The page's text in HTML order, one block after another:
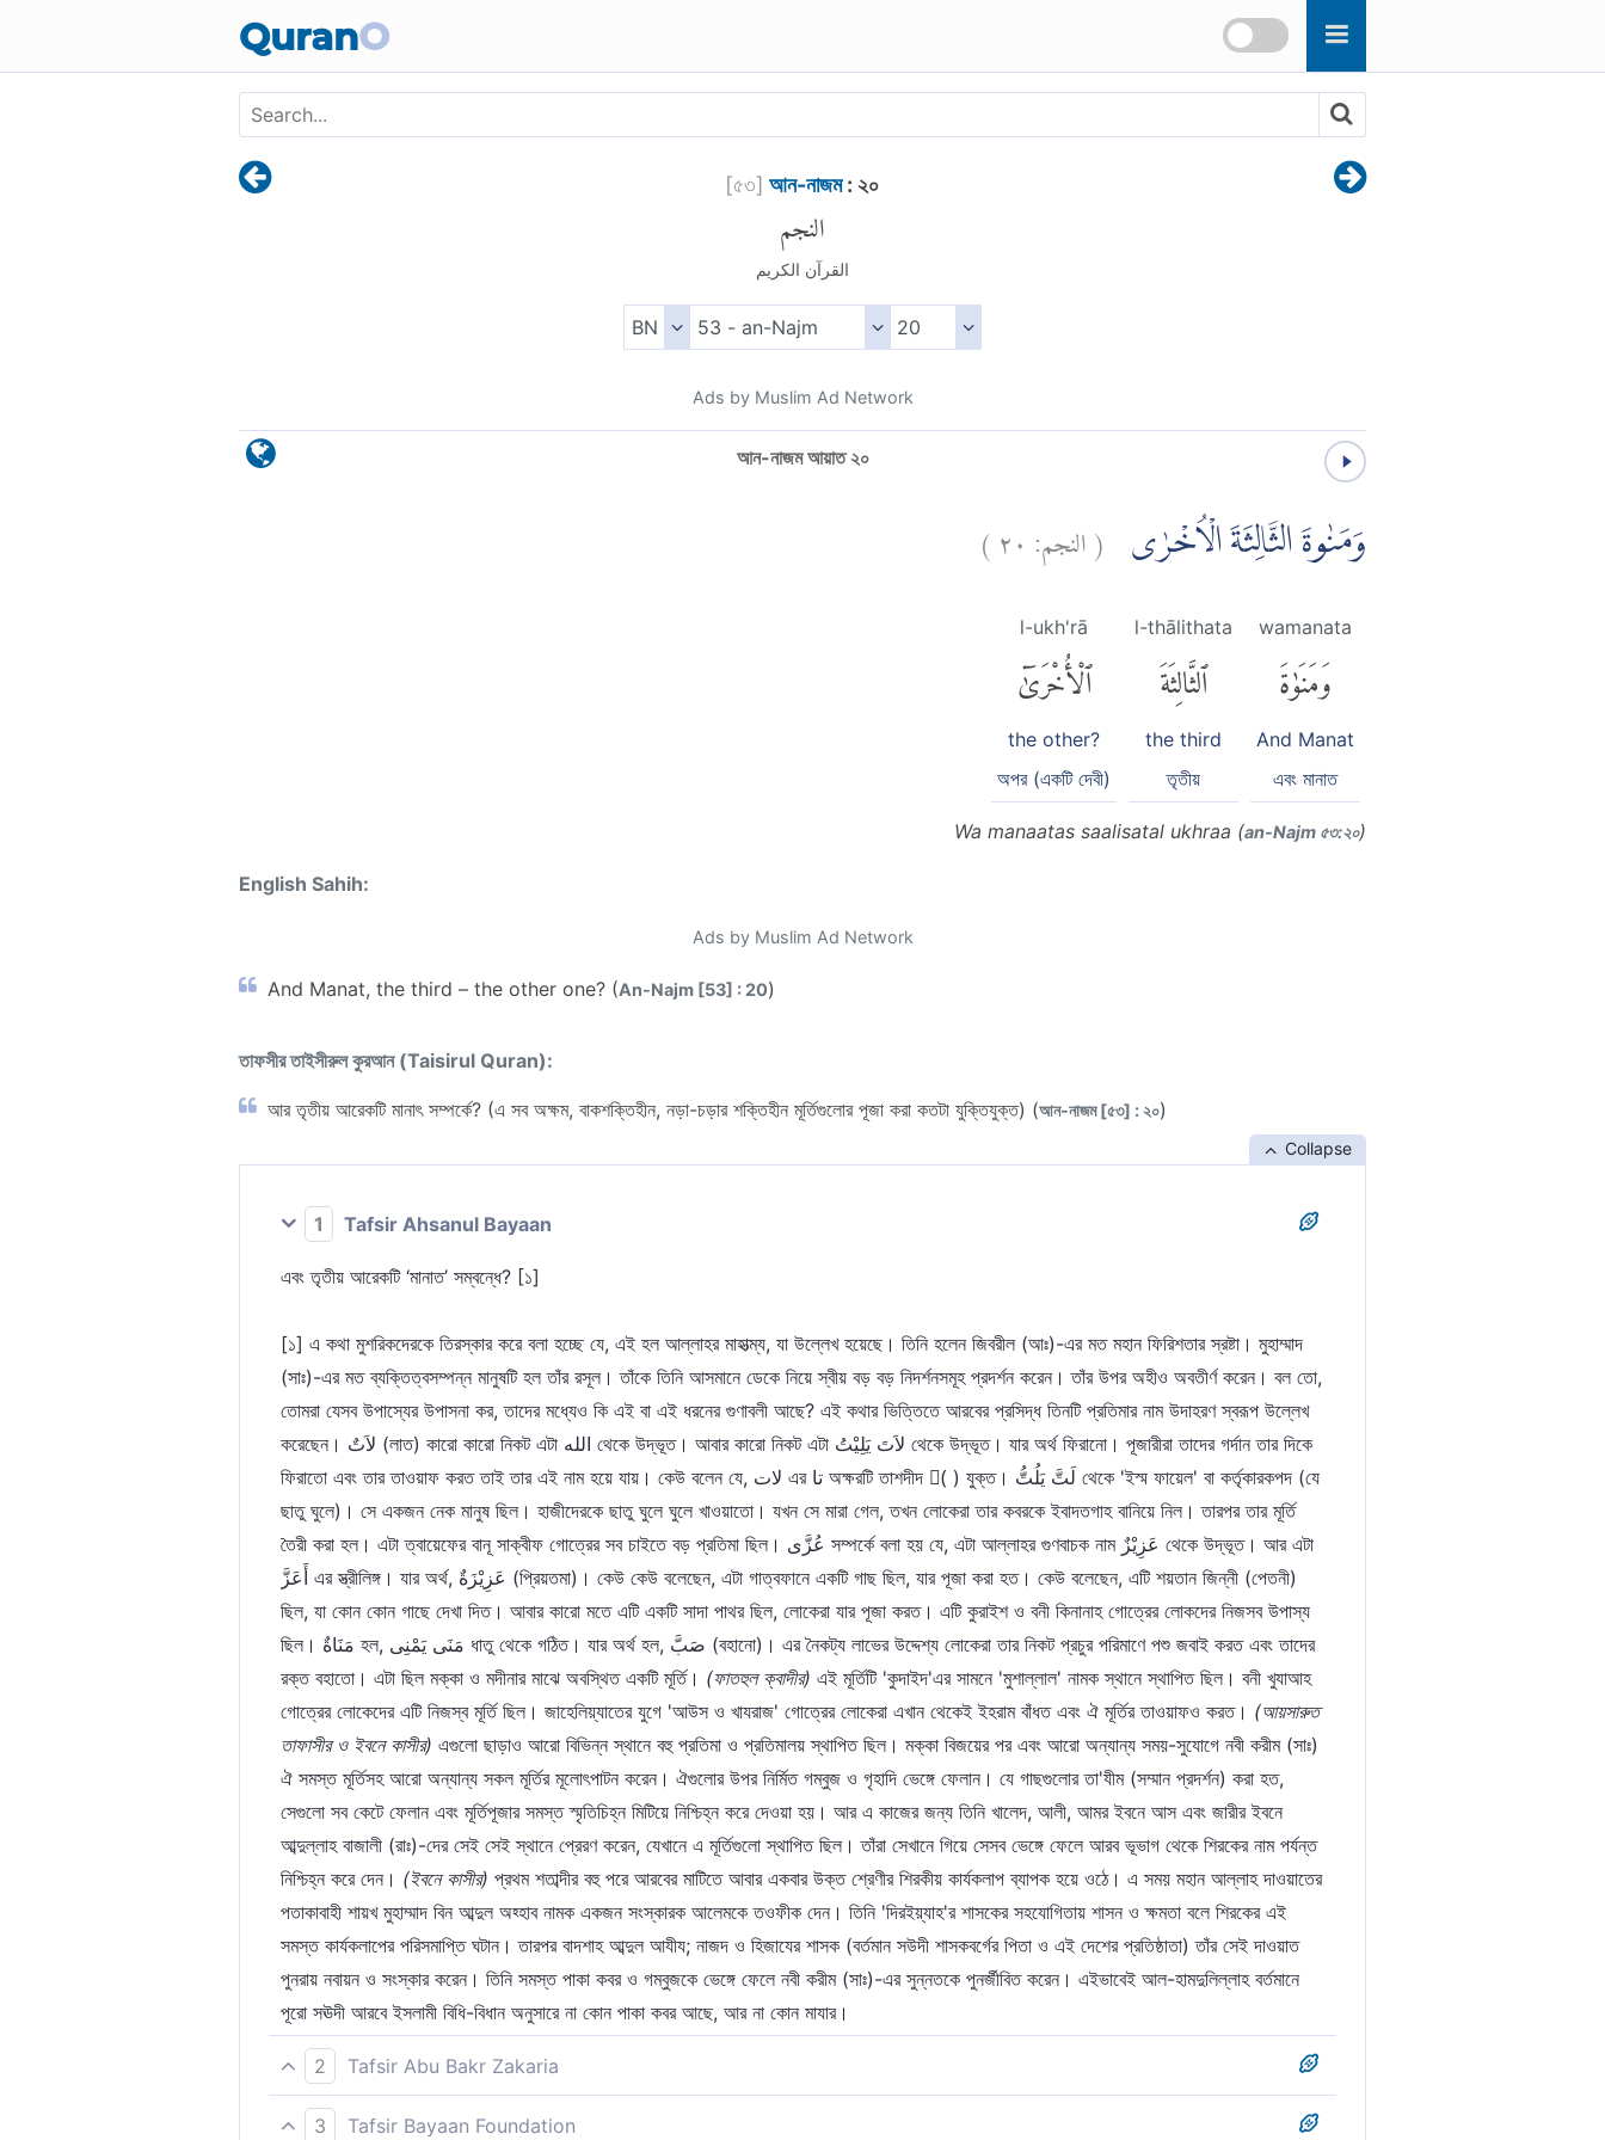
QuranO
[৫৩] আন-নাজম: ২০
النجم
القرآن الكريم
Ads by Muslim Ad Network
আন-নাজম আয়াত ২০
وَمَنٰوةَ الثَّالِثَةَ الْاُخْرٰى (النجم: ٢٠)
wamanata
وَمَنَوٰةَ
And Manat
এবং মানাত
l-thālithata
ٱلثَّالِثَةَ
the third
তৃতীয়
l-ukh'rā
ٱلْأُخْرَىٰٓ
the other?
অপর (একটি দেবী)
Wa manaatas saalisatal ukhraa (an-Najm ৫৩:২০)
English Sahih:
Ads by Muslim Ad Network
And Manat, the third – the other one? (An-Najm [53] : 20)
তাফসীর তাইসীরুল কুরআন (Taisirul Quran):
আর তৃতীয় আরেকটি মানাৎ সম্পর্কে? (এ সব অক্ষম, বাকশক্তিহীন, নড়া-চড়ার শক্তিহীন মূর্তিগুলোর পূজা করা কতটা যুক্তিযুক্ত) (আন-নাজম [৫৩] : ২০)
Collapse
1 Tafsir Ahsanul Bayaan
এবং তৃতীয় আরেকটি ‘মানাত’ সম্বন্ধে? [১]
[১] এ কথা মুশরিকদেরকে তিরস্কার করে বলা হচ্ছে যে, এই হল আল্লাহর মাহাত্ম্য, যা উল্লেখ হয়েছে। তিনি হলেন জিবরীল (আঃ)-এর মত মহান ফিরিশতার স্রষ্টা। মুহাম্মাদ
(সাঃ)-এর মত ব্যক্তিত্বসম্পন্ন মানুষটি হল তাঁর রসূল। তাঁকে তিনি আসমানে ডেকে নিয়ে স্বীয় বড় বড় নিদর্শনসমূহ প্রদর্শন করেন। তাঁর উপর অহীও অবতীর্ণ করেন। বল তো,
তোমরা যেসব উপাস্যের উপাসনা কর, তাদের মধ্যেও কি এই বা এই ধরনের গুণাবলী আছে? এই কথার ভিত্তিতে আরবের প্রসিদ্ধ তিনটি প্রতিমার নাম উদাহরণ স্বরূপ উল্লেখ
করেছেন। لاَتٌ (লাত) কারো কারো নিকট এটা الله থেকে উদ্ভূত। আবার কারো নিকট এটা لاَتَ يَلِيْتُ থেকে উদ্ভূত। যার অর্থ ফিরানো। পূজারীরা তাদের গর্দান তার দিকে
ফিরাতো এবং তার তাওয়াফ করত তাই তার এই নাম হয়ে যায়। কেউ বলেন যে, لات এর تا অক্ষরটি তাশদীদ (ّ ) যুক্ত। لَتَّ يَلُتُّ থেকে 'ইস্ম ফায়েল' বা কর্তৃকারকপদ (যে
ছাতু ঘুলে)। সে একজন নেক মানুষ ছিল। হাজীদেরকে ছাতু ঘুলে ঘুলে খাওয়াতো। যখন সে মারা গেল, তখন লোকেরা তার কবরকে ইবাদতগাহ বানিয়ে নিল। তারপর তার মূর্তি
তৈরী করা হল। এটা ত্বায়েফের বানূ সাক্বীফ গোত্রের সব চাইতে বড় প্রতিমা ছিল। عُزَّى সম্পর্কে বলা হয় যে, এটা আল্লাহর গুণবাচক নাম عَزِيْزٌ থেকে উদ্ভূত। আর এটা
أَعَزَّ এর স্ত্রীলিঙ্গ। যার অর্থ, عَزِيْزَةٌ (প্রিয়তমা)। কেউ কেউ বলেছেন, এটা গাত্বফানে একটি গাছ ছিল, যার পূজা করা হত। কেউ বলেছেন, এটি শয়তান জিন্নী (পেতনী)
ছিল, যা কোন কোন গাছে দেখা দিত। আবার কারো মতে এটি একটি সাদা পাথর ছিল, লোকেরা যার পূজা করত। এটি কুরাইশ ও বনী কিনানাহ গোত্রের লোকদের নিজসব উপাস্য
ছিল। مَنَاةٌ হল, مَنَى يَمْنِى ধাতু থেকে গঠিত। যার অর্থ হল, صَبَّ (বহানো)। এর নৈকট্য লাভের উদ্দেশ্য লোকেরা তার নিকট প্রচুর পরিমাণে পশু জবাই করত এবং তাদের
রক্ত বহাতো। এটা ছিল মক্কা ও মদীনার মাঝে অবস্থিত একটি মূর্তি। (ফাতহুল ক্বাদীর) এই মূর্তিটি 'কুদাইদ'এর সামনে 'মুশাল্লাল' নামক স্থানে স্থাপিত ছিল। বনী খুযাআহ
গোত্রের লোকেদের এটি নিজস্ব মূর্তি ছিল। জাহেলিয়্যাতের যুগে 'আউস ও খাযরাজ' গোত্রের লোকেরা এখান থেকেই ইহরাম বাঁধত এবং ঐ মূর্তির তাওয়াফও করত। (আয়সারুত
তাফাসীর ও ইবনে কাসীর) এগুলো ছাড়াও আরো বিভিন্ন স্থানে বহু প্রতিমা ও প্রতিমালয় স্থাপিত ছিল। মক্কা বিজয়ের পর এবং আরো অন্যান্য সময়-সুযোগে নবী করীম (সাঃ)
ঐ সমস্ত মূর্তিসহ আরো অন্যান্য সকল মূর্তির মূলোৎপাটন করেন। ঐগুলোর উপর নির্মিত গম্বুজ ও গৃহাদি ভেঙ্গে ফেলান। যে গাছগুলোর তা'যীম (সম্মান প্রদর্শন) করা হত,
সেগুলো সব কেটে ফেলান এবং মূর্তিপূজার সমস্ত স্মৃতিচিহ্ন মিটিয়ে নিশ্চিহ্ন করে দেওয়া হয়। আর এ কাজের জন্য তিনি খালেদ, আলী, আমর ইবনে আস এবং জারীর ইবনে
আব্দুল্লাহ বাজালী (রাঃ)-দের সেই সেই স্থানে প্রেরণ করেন, যেখানে এ মূর্তিগুলো স্থাপিত ছিল। তাঁরা সেখানে গিয়ে সেসব ভেঙ্গে ফেলে আরব ভূভাগ থেকে শিরকের নাম পর্যন্ত
নিশ্চিহ্ন করে দেন। (ইবনে কাসীর) প্রথম শতাব্দীর বহু পরে আরবের মাটিতে আবার একবার উক্ত শ্রেণীর শিরকীয় কার্যকলাপ ব্যাপক হয়ে ওঠে। এ সময় মহান আল্লাহ দাওয়াতের
পতাকাবাহী শায়খ মুহাম্মাদ বিন আব্দুল অহ্হাব নামক একজন সংস্কারক আলেমকে তওফীক দেন। তিনি 'দিরইয়্যাহ'র শাসকের সহযোগিতায় শাসন ও ক্ষমতা বলে শিরকের এই
সমস্ত কার্যকলাপের পরিসমাপ্তি ঘটান। তারপর বাদশাহ আব্দুল আযীয; নাজদ ও হিজাযের শাসক (বর্তমান সউদী শাসকবর্গের পিতা ও এই দেশের প্রতিষ্ঠাতা) তাঁর সেই দাওয়াত
পুনরায় নবায়ন ও সংস্কার করেন। তিনি সমস্ত পাকা কবর ও গম্বুজকে ভেঙ্গে ফেলে নবী করীম (সাঃ)-এর সুন্নতকে পুনর্জীবিত করেন। এইভাবেই আল-হামদুলিল্লাহ বর্তমানে
পূরো সঊদী আরবে ইসলামী বিধি-বিধান অনুসারে না কোন পাকা কবর আছে, আর না কোন মাযার।
2 Tafsir Abu Bakr Zakaria
এবং তৃতীয় আরেকটি ‘মানাত’ সম্পর্কে [১]?
3 Tafsir Bayaan Foundation